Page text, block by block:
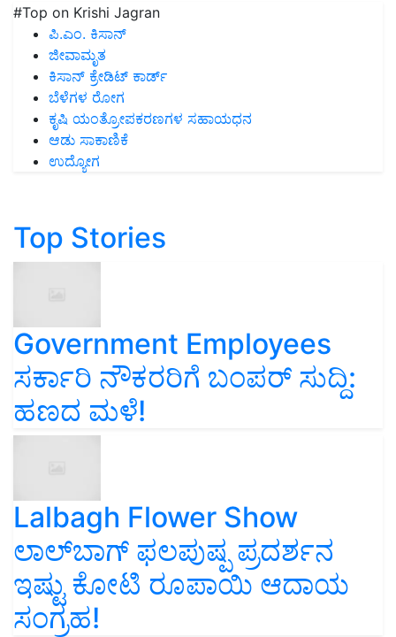
#Top on Krishi Jagran
ಪಿ.ಎಂ. ಕಿಸಾನ್
ಜೀವಾಮೃತ
ಕಿಸಾನ್ ಕ್ರೇಡಿಟ್ ಕಾರ್ಡ್
ಬೆಳೆಗಳ ರೋಗ
ಕೃಷಿ ಯಂತ್ರೋಪಕರಣಗಳ ಸಹಾಯಧನ
ಆಡು ಸಾಕಾಣಿಕೆ
ಉದ್ಯೋಗ
Top Stories
Government Employees
ಸರ್ಕಾರಿ ನೌಕರರಿಗೆ ಬಂಪರ್‌ ಸುದ್ದಿ:
ಹಣದ ಮಳೆ!
Lalbagh Flower Show
ಲಾಲ್‌ಬಾಗ್ ಫಲಪುಷ್ಪ ಪ್ರದರ್ಶನ
ಇಷ್ಟು ಕೋಟಿ ರೂಪಾಯಿ ಆದಾಯ
ಸಂಗ್ರಹ!